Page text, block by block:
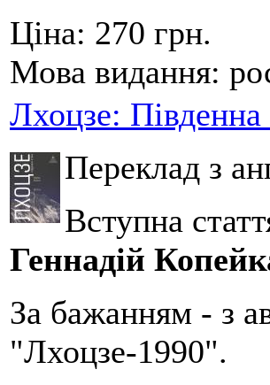
Ціна: 270 грн.
Мова видання:
Лхоцзе:
Переклад з
Вступна
Геннадій
За бажанням - з
"Лхоцзе-1990".